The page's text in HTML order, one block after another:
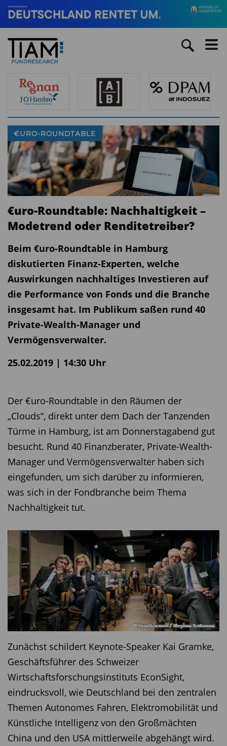
€URO-ROUNDTABLE
€uro-Roundtable: Nachhaltigkeit –
Modetrend oder Renditetreiber?
Beim €uro-Roundtable in Hamburg
diskutierten Finanz-Experten, welche
Auswirkungen nachhaltiges Investieren auf
die Performance von Fonds und die Branche
insgesamt hat. Im Publikum saßen rund 40
Private-Wealth-Manager und
Vermögensverwalter.
25.02.2019 | 14:30 Uhr
Der €uro-Roundtable in den Räumen der
„Clouds“, direkt unter dem Dach der Tanzenden
Türme in Hamburg, ist am Donnerstagabend gut
besucht. Rund 40 Finanzberater, Private-Wealth-
Manager und Vermögensverwalter haben sich
eingefunden, um sich darüber zu informieren,
was sich in der Fondbranche beim Thema
Nachhaltigkeit tut.
Zunächst schildert Keynote-Speaker Kai Gramke,
Geschäftsführer des Schweizer
Wirtschaftsforschungsinstituts EconSight,
eindrucksvoll, wie Deutschland bei den zentralen
Themen Autonomes Fahren, Elektromobilität und
Künstliche Intelligenz von den Großmächten
China und den USA mittlerweile abgehängt wird.